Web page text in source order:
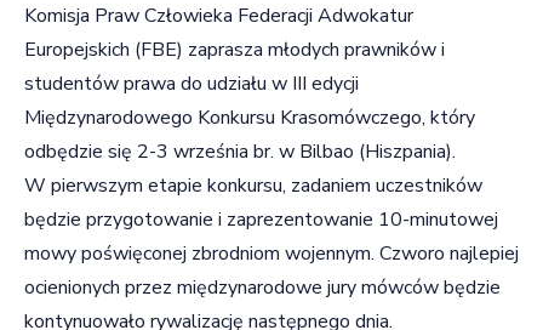
Komisja Praw Człowieka Federacji Adwokatur
Europejskich (FBE) zaprasza młodych prawników i
studentów prawa do udziału w III edycji
Międzynarodowego Konkursu Krasomówczego, który
odbędzie się 2-3 września br. w Bilbao (Hiszpania).
W pierwszym etapie konkursu, zadaniem uczestników
będzie przygotowanie i zaprezentowanie 10-minutowej
mowy poświęconej zbrodniom wojennym. Czworo najlepiej
ocienionych przez międzynarodowe jury mówców będzie
kontynuowało rywalizację następnego dnia.